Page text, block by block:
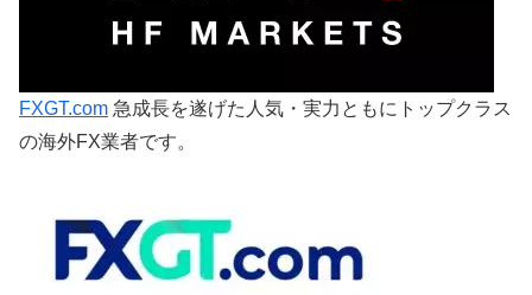
FXGT.com 急成長を遂げた人気・実力ともにトップクラス
の海外FX業者です。